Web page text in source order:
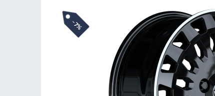
-
7%